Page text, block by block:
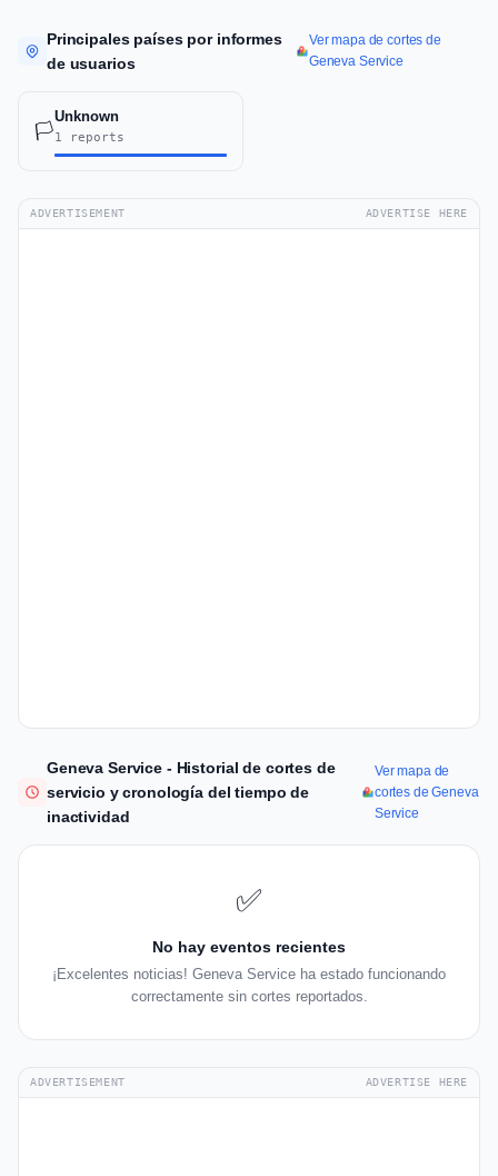
Principales países por informes
de usuarios
Ver mapa de cortes de
Geneva Service
🏳️
Unknown
1 reports
ADVERTISEMENT ADVERTISE HERE
Geneva Service - Historial de cortes de
servicio y cronología del tiempo de
inactividad
Ver mapa de
cortes de Geneva
Service
✅
No hay eventos recientes
¡Excelentes noticias! Geneva Service ha estado funcionando
correctamente sin cortes reportados.
ADVERTISEMENT ADVERTISE HERE